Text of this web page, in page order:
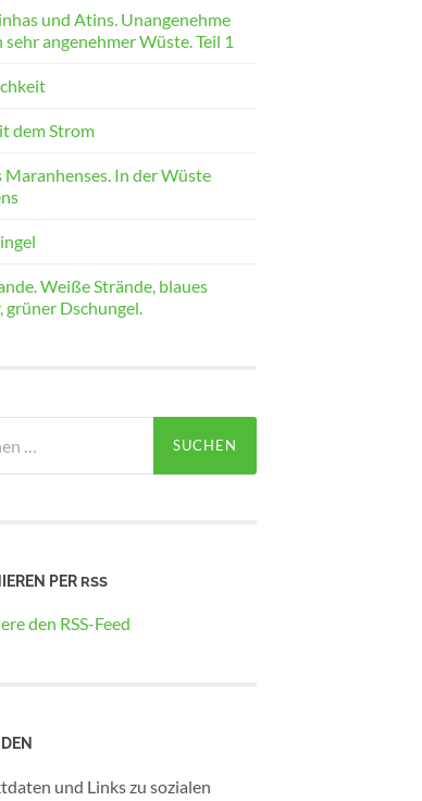
und Atins. Unangenehme
angenehmer Wüste. Teil 1
dem Strom
Maranhenses. In der Wüste
Weiße Strände, blaues
grüner Dschungel.
PER RSS
den RSS-Feed
und Links zu sozialen